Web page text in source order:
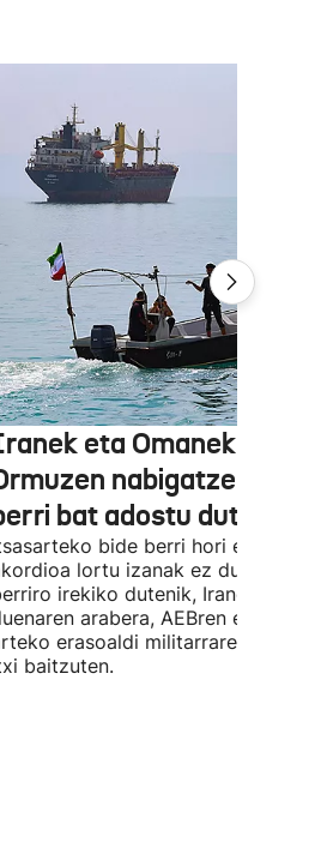
eta Omanek
nabigatzeko bide
bat adostu dute
bide berri hori egiteko
lortu izanak ez du esan nahi
irekiko dutenik, Iranek
arabera, AEBren eta
erasoaldi militarraren
baitzuten.